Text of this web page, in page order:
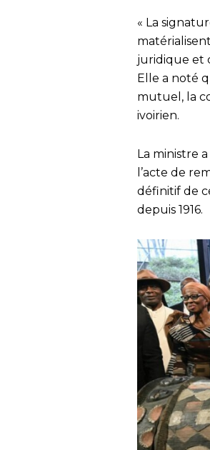
« La
juridique et
Elle a noté
mutuel, la
ivoirien.
La ministre
l’acte de
définitif de
depuis 1916.